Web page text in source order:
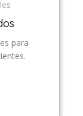
para